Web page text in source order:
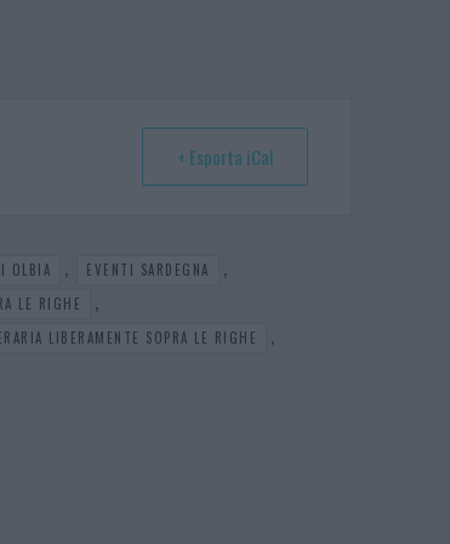
+ Esporta iCal
OLBIA , EVENTI SARDEGNA ,
LE RIGHE ,
LIBERAMENTE SOPRA LE RIGHE ,